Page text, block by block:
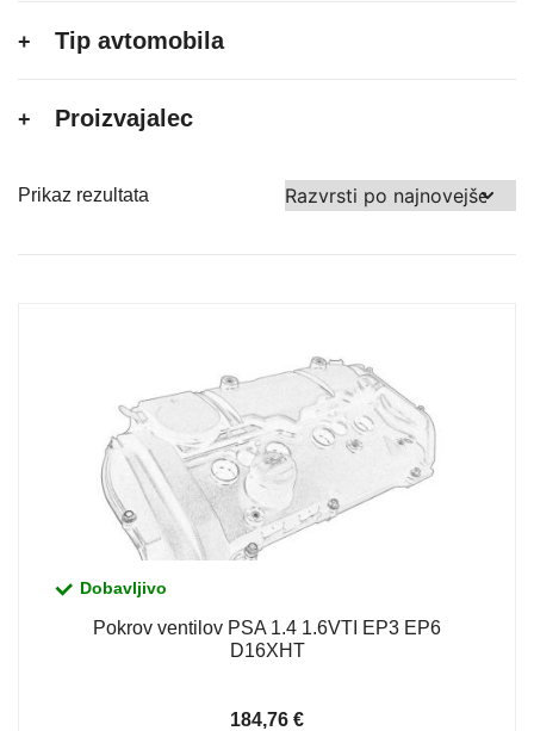
Prikaz rezultata
Dobavljivo
Pokrov ventilov PSA 1.4 1.6VTI EP3 EP6
D16XHT
184,76 €
Tip avtomobila
Proizvajalec